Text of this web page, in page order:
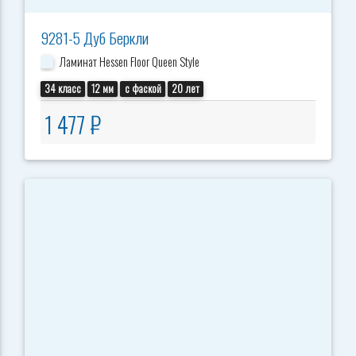
9281-5 Дуб Беркли
Ламинат Hessen Floor Queen Style
34 класс 12 мм с фаской 20 лет
1 477 ₽